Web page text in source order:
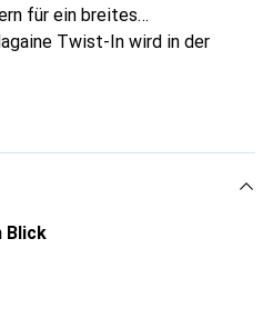
für ein breites
Twist-In wird in der
eingesetzt.
Kabelschutz für Geräte
Anlagen.
Blick